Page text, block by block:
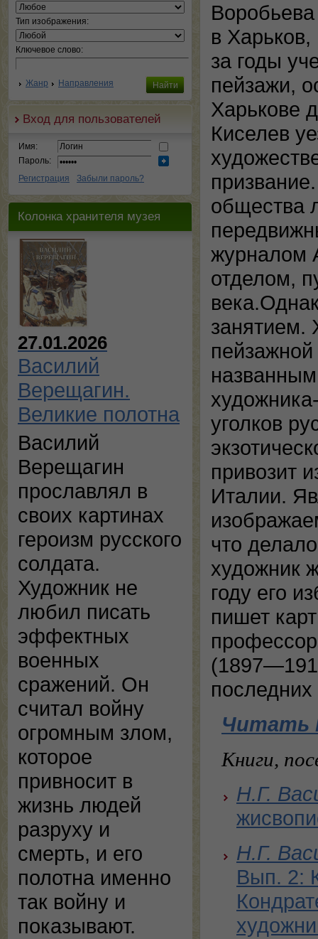
Тип изображения:
Ключевое слово:
Жанр Направления
Вход для пользователей
Имя:
Пароль:
Регистрация
Забыли пароль?
Колонка хранителя музея
27.01.2026
Василий
Верещагин.
Великие полотна
Василий
Верещагин
прославлял в
своих картинах
героизм русского
солдата.
Художник не
любил писать
эффектных
военных
сражений. Он
считал войну
огромным злом,
которое
привносит в
жизнь людей
разруху и
смерть, и его
полотна именно
так войну и
показывают.
в Харьков,
за годы
пейзажи,
Харькове
Киселев
общества
журналом
отделом,
занятием.
уголков
привозит
Италии.
что
художник
году его
пишет
Читать
Книги,
Н.Г.
Н.Г.
Вып. 2: